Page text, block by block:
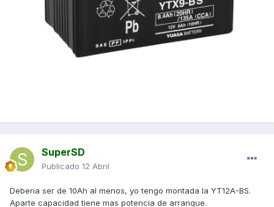
SuperSD
Publicado 12 Abril
Deberia ser de 10Ah al menos, yo tengo montada la YT12A-BS.
Aparte capacidad tiene mas potencia de arranque.